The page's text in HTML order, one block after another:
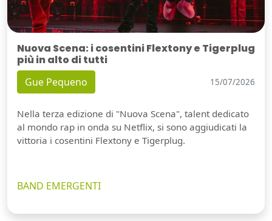
Nuova Scena: i cosentini Flextony e Tigerplug
più in alto di tutti
Gue Pequeno 15/07/2026
Nella terza edizione di "Nuova Scena", talent dedicato
al mondo rap in onda su Netflix, si sono aggiudicati la
vittoria i cosentini Flextony e Tigerplug.
BAND EMERGENTI